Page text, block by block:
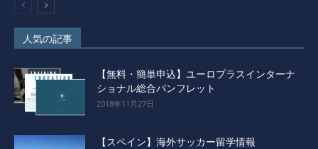
人気の記事
【無料・簡単申込】ユーロプラスインターナ
ショナル総合パンフレット
2018年11月27日
【スペイン】海外サッカー留学情報